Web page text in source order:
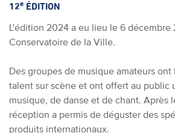
12e ÉDITION
L'édition 2024 a eu lieu le 6 décembre
Conservatoire de la Ville.
Des groupes de musique amateurs
talent sur scène et ont offert au public
musique, de danse et de chant. Après
réception a permis de déguster des
produits internationaux.